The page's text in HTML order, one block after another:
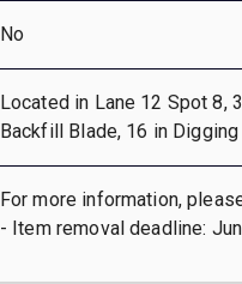
No
Located in Lane 12 Spot 8,
Backfill Blade, 16 in
For more information,
- Item removal deadline: